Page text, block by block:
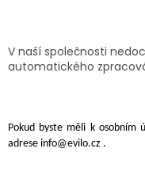
V naší společnosti
automatického
Pokud byste měli k osobním
adrese info@evilo.cz .